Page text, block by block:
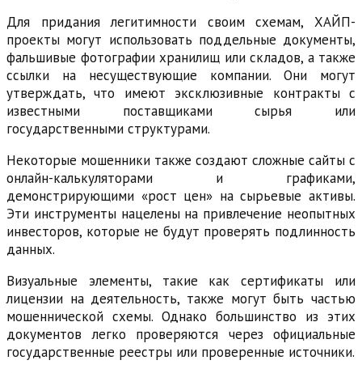
Для придания легитимности своим схемам, ХАЙП-
проекты могут использовать поддельные документы,
фальшивые фотографии хранилищ или складов, а также
ссылки на несуществующие компании. Они могут
утверждать, что имеют эксклюзивные контракты с
известными поставщиками сырья или
государственными структурами.
Некоторые мошенники также создают сложные сайты с
онлайн-калькуляторами и графиками,
демонстрирующими «рост цен» на сырьевые активы.
Эти инструменты нацелены на привлечение неопытных
инвесторов, которые не будут проверять подлинность
данных.
Визуальные элементы, такие как сертификаты или
лицензии на деятельность, также могут быть частью
мошеннической схемы. Однако большинство из этих
документов легко проверяются через официальные
государственные реестры или проверенные источники.